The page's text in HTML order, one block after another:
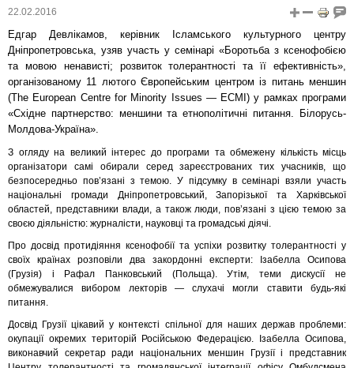
22.02.2016
Едгар Девлікамов, керівник Ісламського культурного центру
Дніпропетровська, узяв участь у семінарі «Боротьба з ксенофобією
та мовою ненависті; розвиток толерантності та її ефективність»,
організованому 11 лютого Європейським центром із питань меншин
(The European Centre for Minority Issues — ECMI) у рамках програми
«Східне партнерство: меншини та етнополітичні питання. Білорусь-
Молдова-Україна».
З огляду на великий інтерес до програми та обмежену кількість місць
організатори самі обирали серед зареєстрованих тих учасників, що
безпосередньо пов’язані з темою. У підсумку в семінарі взяли участь
національні громади Дніпропетровський, Запорізької та Харківської
областей, представники влади, а також люди, пов’язані з цією темою за
своєю діяльністю: журналісти, науковці та громадські діячі.
Про досвід протидіяння ксенофобії та успіхи розвитку толерантності у
своїх країнах розповіли два закордонні експерти: Ізабелла Осипова
(Грузія) і Рафал Панковський (Польща). Утім, теми дискусії не
обмежувалися вибором лекторів — слухачі могли ставити будь-які
питання.
Досвід Грузії цікавий у контексті спільної для наших держав проблеми:
окупації окремих територій Російською Федерацією. Ізабелла Осипова,
виконавчий секретар ради національних меншин Грузії і представник